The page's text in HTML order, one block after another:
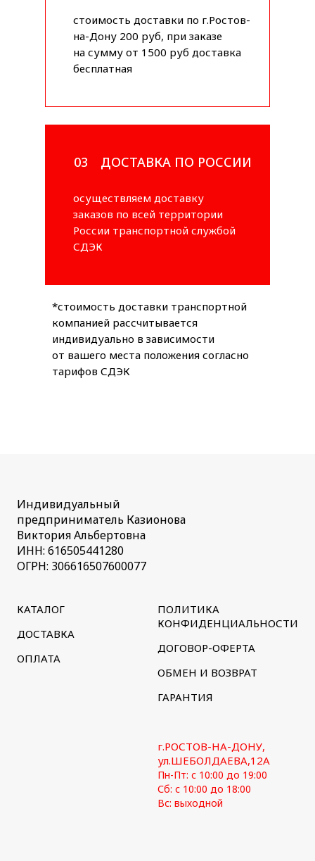
стоимость доставки по г.Ростов-
на-Дону 200 руб, при заказе
на сумму от 1500 руб доставка
бесплатная
ДОСТАВКА ПО РОССИИ
03
осуществляем доставку
заказов по всей территории
России транспортной службой
СДЭК
*стоимость доставки транспортной
компанией рассчитывается
индивидуально в зависимости
от вашего места положения согласно
тарифов СДЭК
Индивидуальный
предприниматель Казионова
Виктория Альбертовна
ИНН: 616505441280
ОГРН: 306616507600077
КАТАЛОГ
ДОСТАВКА
ОПЛАТА
ПОЛИТИКА
КОНФИДЕНЦИАЛЬНОСТИ
ДОГОВОР-ОФЕРТА
ОБМЕН И ВОЗВРАТ
ГАРАНТИЯ
г.РОСТОВ-НА-ДОНУ,
ул.ШЕБОЛДАЕВА,12А
Пн-Пт: с 10:00 до 19:00
Сб: с 10:00 до 18:00
Вс: выходной